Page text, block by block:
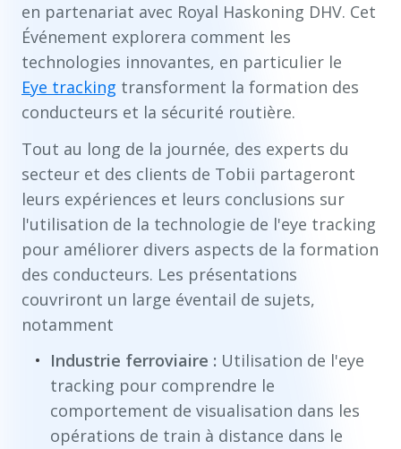
en partenariat avec Royal Haskoning DHV. Cet
Événement explorera comment les
technologies innovantes, en particulier le
Eye tracking transforment la formation des
conducteurs et la sécurité routière.
Tout au long de la journée, des experts du
secteur et des clients de Tobii partageront
leurs expériences et leurs conclusions sur
l'utilisation de la technologie de l'eye tracking
pour améliorer divers aspects de la formation
des conducteurs. Les présentations
couvriront un large éventail de sujets,
notamment
Industrie ferroviaire : Utilisation de l'eye
tracking pour comprendre le
comportement de visualisation dans les
opérations de train à distance dans le